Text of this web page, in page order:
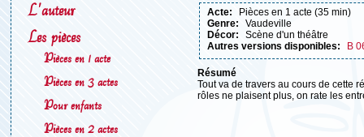
L'auteur
Les pièces
Pièces en 1 acte
Pièces en 3 actes
Pour enfants
Pièces en 2 actes
acte:
Pièces en 1 acte (35 min)
genre:
Vaudeville
décor:
Scène d'un théâtre
Autres versions disponibles:
B
résumé
Tout va de travers au cours de cette
rôles ne plaisent plus, on rate les